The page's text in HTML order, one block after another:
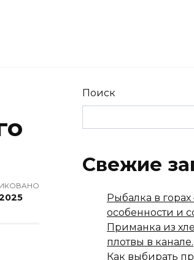
Поиск
Свежие
Рыбалка в
особенности и
Приманка из
плотвы в канале.
Как выбирать